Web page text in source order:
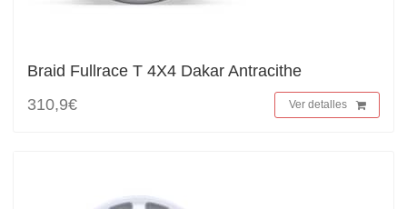
Braid Fullrace T 4X4 Dakar Antracithe
310,9€
Ver detalles